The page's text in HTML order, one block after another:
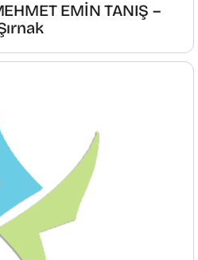
EMİN TANIŞ –